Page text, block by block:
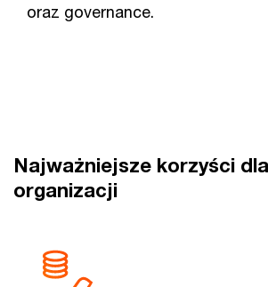
oraz governance.
Najważniejsze korzyści
organizacji